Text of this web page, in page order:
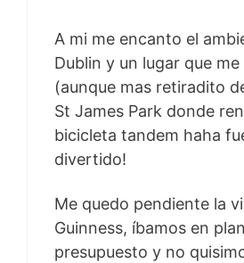
A mi me encanto el
Dublin y un lugar que
(aunque mas retiradito
St James Park donde
bicicleta tandem haha
divertido!
Me quedo pendiente la
Guinness, íbamos en
presupuesto y no